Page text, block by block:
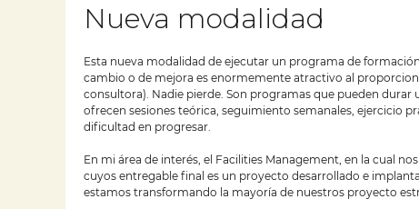
Nueva modalidad
Esta nueva modalidad de ejecutar un programa de
cambio o de mejora es enormemente atractivo al
consultora). Nadie pierde. Son programas que pueden
ofrecen sesiones teórica, seguimiento semanales, ejercicio
dificultad en progresar.
En mi área de interés, el Facilities Management, en la cual
cuyos entregable final es un proyecto desarrollado e
estamos transformando la mayoría de nuestros proyecto